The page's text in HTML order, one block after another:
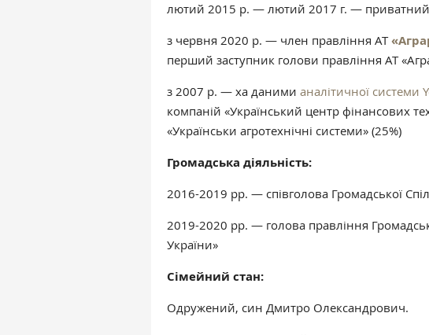
лютий 2015 р. — лютий 2017 г. — приватний
з червня 2020 р. — член правління АТ
перший заступник голови правління АТ
з 2007 р. — ха даними аналітичної системи
компаній «Український центр фінансових
«Українськи агротехнічні системи» (25%)
Громадська діяльність:
2016-2019 рр. — співголова Громадської
2019-2020 рр. — голова правління
України»
Сімейний стан:
Одружений, син Дмитро Олександрович.